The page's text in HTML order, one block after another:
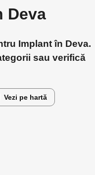
Deva
Implant în Deva.
sau verifică
Vezi pe hartă